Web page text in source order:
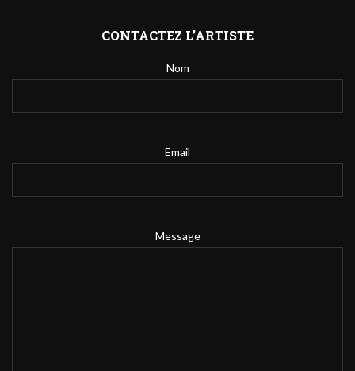
CONTACTEZ L’ARTISTE
Nom
Email
Message